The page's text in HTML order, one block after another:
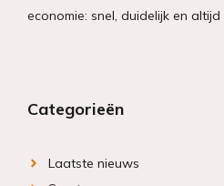
economie: snel, duidelijk en altijd
Categorieën
Laatste nieuws